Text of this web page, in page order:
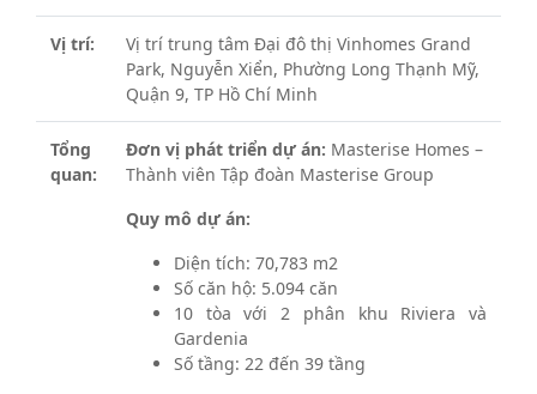
Vị trí:
Vị trí trung tâm Đại đô thị Vinhomes Grand
Park, Nguyễn Xiển, Phường Long Thạnh Mỹ,
Quận 9, TP Hồ Chí Minh
Tổng
quan:
Đơn vị phát triển dự án: Masterise Homes –
Thành viên Tập đoàn Masterise Group
Quy mô dự án:
Diện tích: 70,783 m2
Số căn hộ: 5.094 căn
10 tòa với 2 phân khu Riviera và
Gardenia
Số tầng: 22 đến 39 tầng